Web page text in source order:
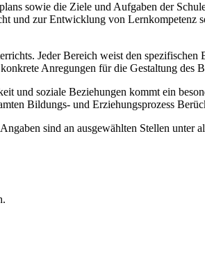
sowie die Ziele und Aufgaben der
und zur Entwicklung von Lernkompetenz
Jeder Bereich weist den
Anregungen für die Gestaltung des
und soziale Beziehungen kommt ein
Bildungs- und Erziehungsprozess
sind an ausgewählten Stellen unter